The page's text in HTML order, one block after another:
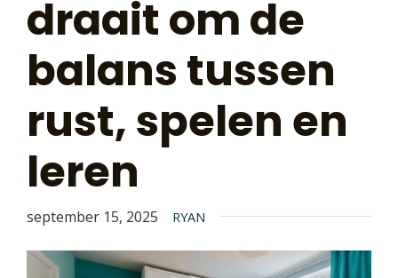
draait om de
balans tussen
rust, spelen en
leren
september 15, 2025 RYAN